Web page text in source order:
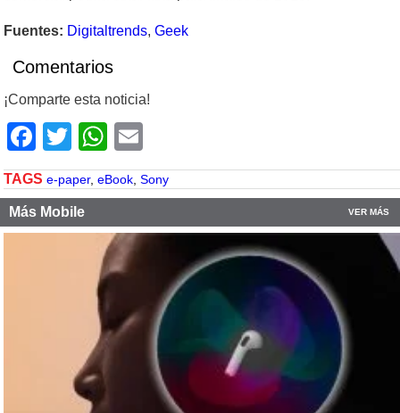
Fuentes: Digitaltrends, Geek
Comentarios
¡Comparte esta noticia!
Facebook
TwitterWhatsApp
TAGS e-paper, eBook, Sony
Más Mobile VER MÁS